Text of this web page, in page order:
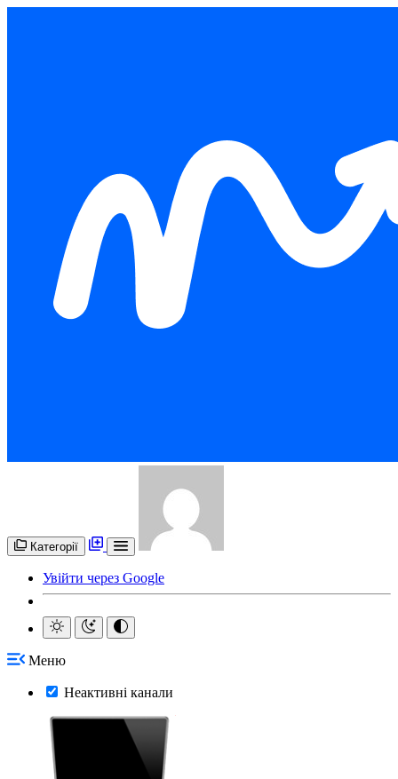
Категорії
Увійти через Google
Меню
Неактивні канали